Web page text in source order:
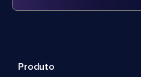
Produto